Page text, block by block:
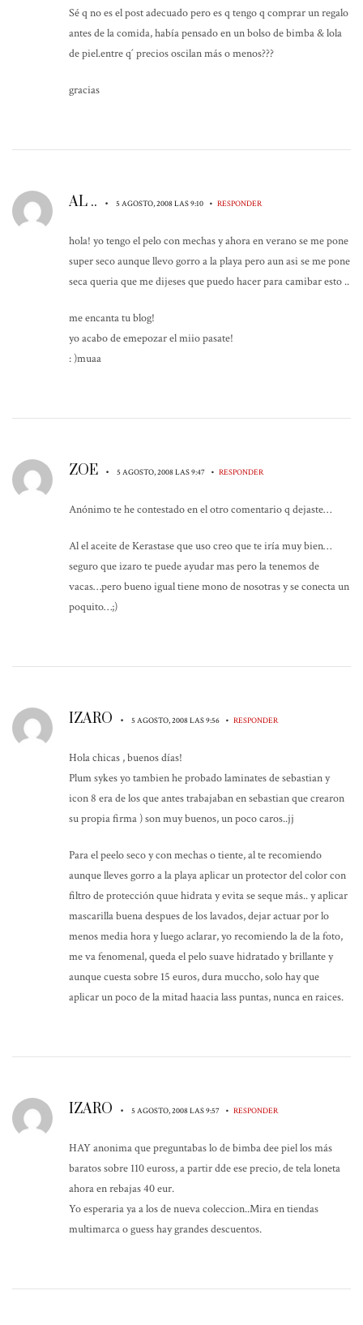
Sé q no es el post adecuado pero es q tengo q comprar un regalo
antes de la comida, había pensado en un bolso de bimba & lola
de piel.entre q´ precios oscilan más o menos???
gracias
AL .. • 5 AGOSTO, 2008 LAS 9:10 • RESPONDER
hola! yo tengo el pelo con mechas y ahora en verano se me pone
super seco aunque llevo gorro a la playa pero aun asi se me pone
seca queria que me dijeses que puedo hacer para camibar esto ..
me encanta tu blog!
yo acabo de emepozar el miio pasate!
: )muaa
ZOE • 5 AGOSTO, 2008 LAS 9:47 • RESPONDER
Anónimo te he contestado en el otro comentario q dejaste…
Al el aceite de Kerastase que uso creo que te iría muy bien…
seguro que izaro te puede ayudar mas pero la tenemos de
vacas…pero bueno igual tiene mono de nosotras y se conecta un
poquito…;)
IZARO • 5 AGOSTO, 2008 LAS 9:56 • RESPONDER
Hola chicas , buenos días!
Plum sykes yo tambien he probado laminates de sebastian y
icon 8 era de los que antes trabajaban en sebastian que crearon
su propia firma ) son muy buenos, un poco caros..jj
Para el peelo seco y con mechas o tiente, al te recomiendo
aunque lleves gorro a la playa aplicar un protector del color con
filtro de protección quue hidrata y evita se seque más.. y aplicar
mascarilla buena despues de los lavados, dejar actuar por lo
menos media hora y luego aclarar, yo recomiendo la de la foto,
me va fenomenal, queda el pelo suave hidratado y brillante y
aunque cuesta sobre 15 euros, dura muccho, solo hay que
aplicar un poco de la mitad haacia lass puntas, nunca en raices.
IZARO • 5 AGOSTO, 2008 LAS 9:57 • RESPONDER
HAY anonima que preguntabas lo de bimba dee piel los más
baratos sobre 110 euross, a partir dde ese precio, de tela loneta
ahora en rebajas 40 eur.
Yo esperaria ya a los de nueva coleccion..Mira en tiendas
multimarca o guess hay grandes descuentos.